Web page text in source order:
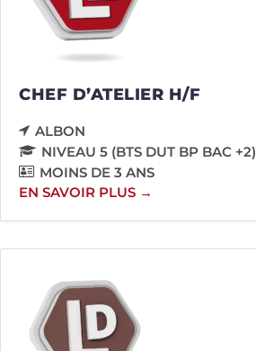
CHEF D’ATELIER H/F
ALBON
NIVEAU 5 (BTS DUT BP BAC +2)
MOINS DE 3 ANS
EN SAVOIR PLUS